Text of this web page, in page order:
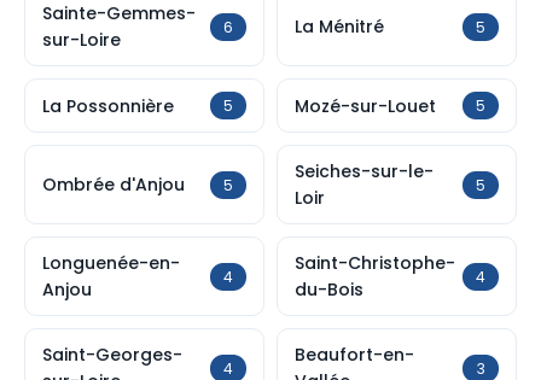
Sainte-Gemmes-
sur-Loire
6 La Ménitré 5
La Possonnière 5 Mozé-sur-Louet 5
Ombrée d'Anjou 5
Seiches-sur-le-
Loir
5
Longuenée-en-
Anjou
4
Saint-Christophe-
du-Bois
4
Saint-Georges-
4
Beaufort-en-
3